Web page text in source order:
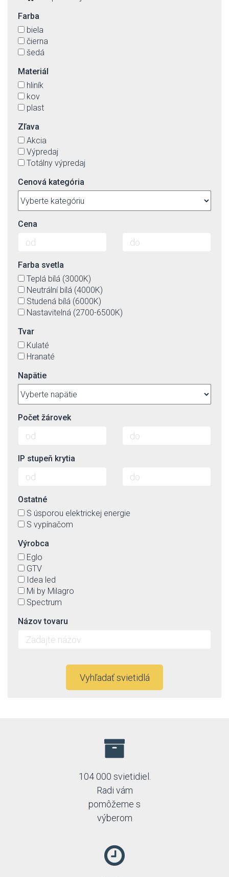
Farba
biela
čierna
šedá
Materiál
hliník
kov
plast
Zľava
Akcia
Výpredaj
Totálny výpredaj
Cenová kategória
Cena
Farba svetla
Teplá bílá (3000K)
Neutrální bílá (4000K)
Studená bílá (6000K)
Nastavitelná (2700-6500K)
Tvar
Kulaté
Hranaté
Napätie
Počet žárovek
IP stupeň krytia
Ostatné
S úsporou elektrickej energie
S vypínačom
Výrobca
Eglo
GTV
Idea led
Mi by Milagro
Spectrum
Názov tovaru
Vyhľadať svietidlá
104 000 svietidiel.
Radi vám
pomôžeme s
výberom